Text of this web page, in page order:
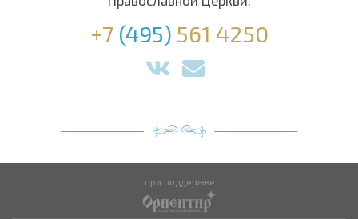
+7 (495) 561 4250
при поддержке